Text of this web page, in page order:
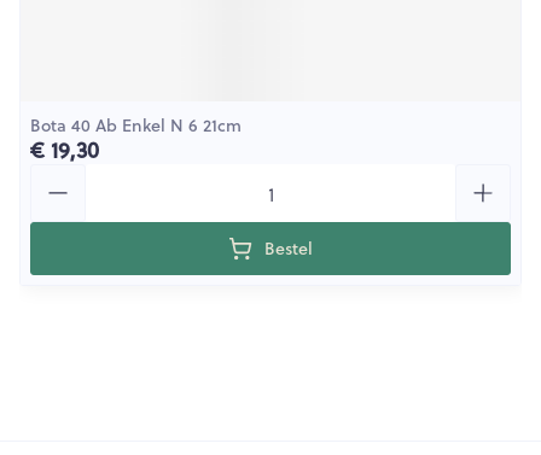
Bota 40 Ab Enkel N 6 21cm
€ 19,30
Bestel